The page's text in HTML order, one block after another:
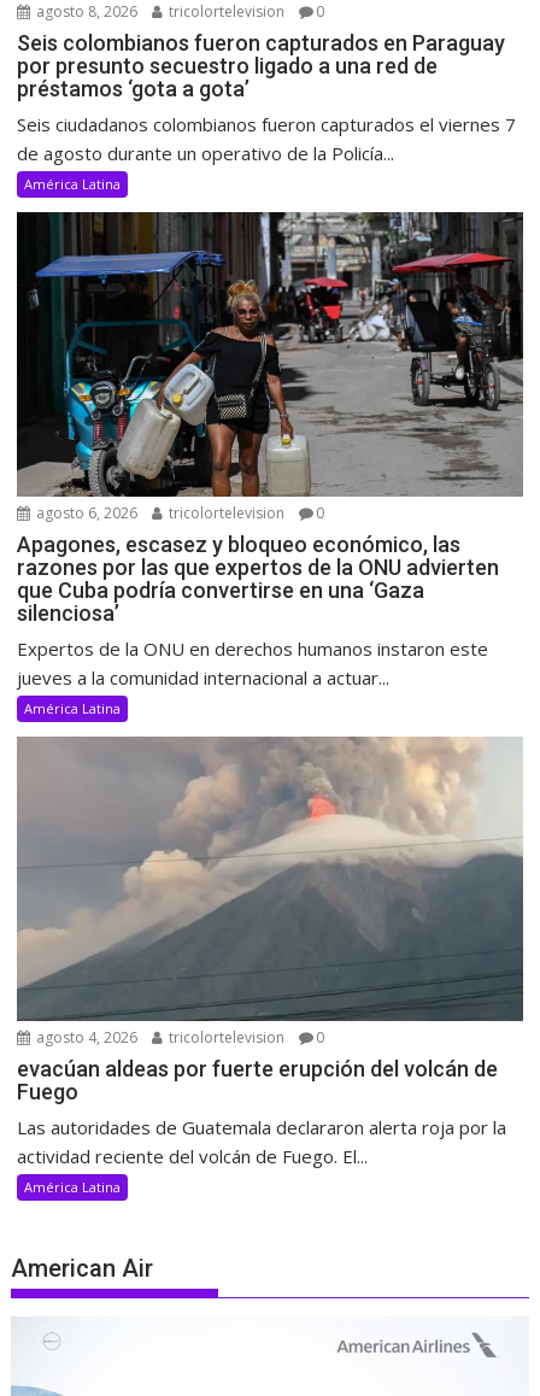
agosto 8, 2026 tricolortelevision 0
Seis colombianos fueron capturados en Paraguay
por presunto secuestro ligado a una red de
préstamos ‘gota a gota’
Seis ciudadanos colombianos fueron capturados el viernes 7
de agosto durante un operativo de la Policía...
América Latina
agosto 6, 2026 tricolortelevision 0
Apagones, escasez y bloqueo económico, las
razones por las que expertos de la ONU advierten
que Cuba podría convertirse en una ‘Gaza
silenciosa’
Expertos de la ONU en derechos humanos instaron este
jueves a la comunidad internacional a actuar...
América Latina
agosto 4, 2026 tricolortelevision 0
evacúan aldeas por fuerte erupción del volcán de
Fuego
Las autoridades de Guatemala declararon alerta roja por la
actividad reciente del volcán de Fuego. El...
América Latina
American Air